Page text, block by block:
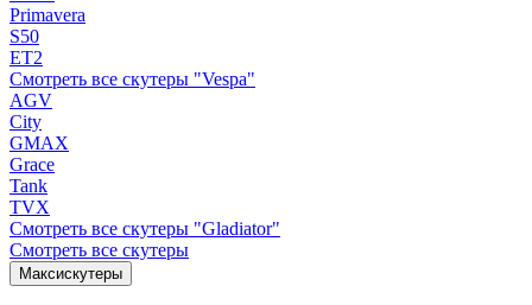
Primavera
S50
ET2
Смотреть все скутеры "Vespa"
AGV
City
GMAX
Grace
Tank
TVX
Смотреть все скутеры "Gladiator"
Смотреть все скутеры
Максискутеры